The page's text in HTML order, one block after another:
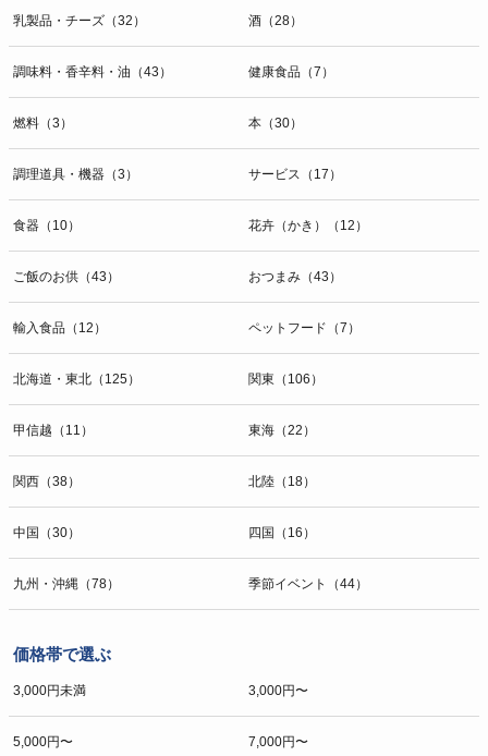
個人情報に関する問合わせ窓口
〒106-0044 東京都港区東麻布一丁目２７番１号 東麻布食文化ビル４
ＦＡＸ：047-401-6847
乳製品・チーズ（32） 酒（28）
調味料・香辛料・油（43） 健康食品（7）
燃料（3） 本（30）
調理道具・機器（3） サービス（17）
食器（10） 花卉（かき）（12）
ご飯のお供（43） おつまみ（43）
輸入食品（12） ペットフード（7）
北海道・東北（125） 関東（106）
甲信越（11） 東海（22）
関西（38） 北陸（18）
中国（30） 四国（16）
九州・沖縄（78） 季節イベント（44）
価格帯で選ぶ
3,000円未満 3,000円〜
5,000円〜 7,000円〜